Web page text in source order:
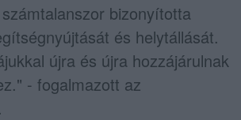
bizonyította
és helytállását.
újra és újra hozzájárulnak
- fogalmazott az